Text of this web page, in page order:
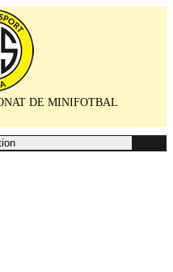
DE MINIFOTBAL